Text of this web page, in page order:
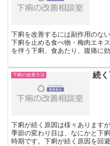
下痢を改善するには副作用のな
下痢を止める食べ物・梅肉エキ
を伴う下痢、食あたり、腹痛に
下痢の改善方法 続
下痢が続く原因は様々あります
季節の変わり目は、なにかと下
時期です。下痢が続く原因を回